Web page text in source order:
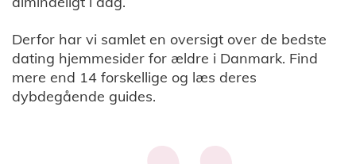
Derfor har vi samlet en oversigt over de bedste
dating hjemmesider for ældre i Danmark. Find
mere end 14 forskellige og læs deres
dybdegående guides.